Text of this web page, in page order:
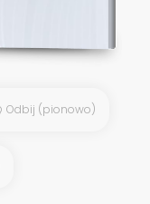
Odbij (pionowo)